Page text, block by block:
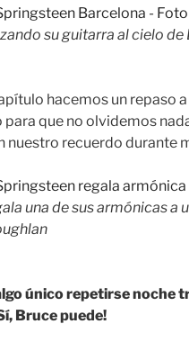
su guitarra al cielo
hacemos un repaso
que no olvidemos
nuestro recuerdo durante
una de sus armónicas a
único repetirse noche
Bruce puede!